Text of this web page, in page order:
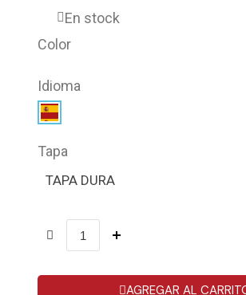
En stock
Color
Idioma
Tapa
TAPA DURA
AGREGAR AL